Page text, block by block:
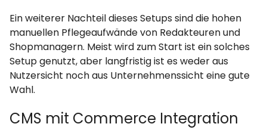
Ein weiterer Nachteil dieses Setups sind die hohen
manuellen Pflegeaufwände von Redakteuren und
Shopmanagern. Meist wird zum Start ist ein solches
Setup genutzt, aber langfristig ist es weder aus
Nutzersicht noch aus Unternehmenssicht eine gute
Wahl.
CMS mit Commerce Integration